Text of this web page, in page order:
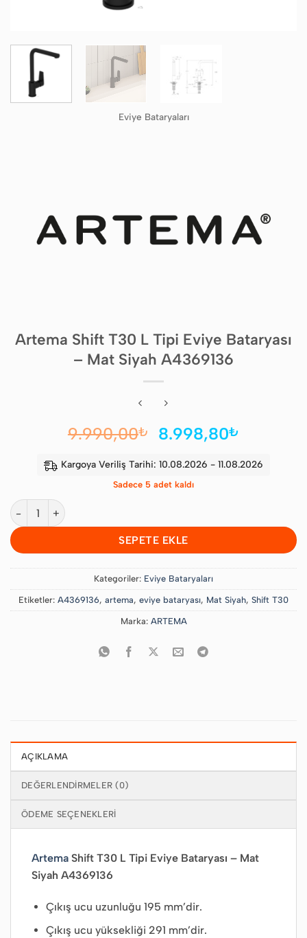
Eviye Bataryaları
Artema Shift T30 L Tipi Eviye Bataryası
– Mat Siyah A4369136
9.990,00₺
Orijinal
9.990,00₺.
8.998,80₺
fiyat:
Kargoya Veriliş Tarihi: 10.08.2026 - 11.08.2026
Sadece 5 adet kaldı
Artema Shift T30 L Tipi Eviye Bataryası - Mat Siyah A4369136
SEPETE EKLE
Kategoriler: Eviye Bataryaları
Etiketler: A4369136, artema, eviye bataryası, Mat Siyah, Shift T30
Marka: ARTEMA
AÇIKLAMA
DEĞERLENDIRMELER (0)
ÖDEME SEÇENEKLERI
Artema Shift T30 L Tipi Eviye Bataryası – Mat
Siyah A4369136
Çıkış ucu uzunluğu 195 mm’dir.
Çıkış ucu yüksekliği 291 mm’dir.